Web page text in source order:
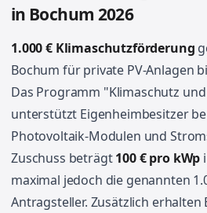
in Bochum 2026
1.000 € Klimaschutzförderung
Bochum für private PV-Anlagen
Das Programm "Klimaschutz
unterstützt Eigenheimbesitzer
Photovoltaik-Modulen und
Zuschuss beträgt100 € pro kWp
maximal jedoch die genannten
Antragsteller. Zusätzlich